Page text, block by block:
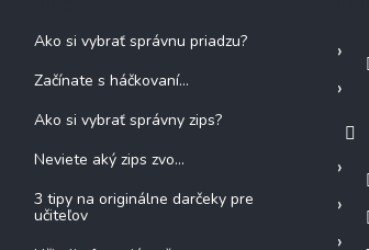
Ako si vybrať správnu priadzu?
Začínate s háčkovaní...
Ako si vybrať správny zips?
Neviete aký zips zvo...
3 tipy na originálne darčeky pre
učiteľov